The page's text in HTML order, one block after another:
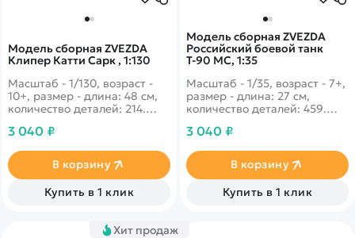
Модель сборная ZVEZDA
Клипер Катти Сарк , 1:130
Масштаб - 1/130, возраст -
10+, размер - длина: 48 см,
количество деталей: 214.
широкопалубноая сборная
много рекордов скорости в
конце XIX века.
3 040 ₽
В корзину
Купить в 1 клик
Модель сборная ZVEZDA
Российский боевой танк
Т-90 МС, 1:35
Масштаб - 1/35, возраст - 7+,
размер - длина: 27 см,
количество деталей: 459.
современной военной
начале XXI века, по сути это
стандартный Т-90, но с
улучшенными
характеристиками.
3 040 ₽
В корзину
Купить в 1 клик
Хит продаж